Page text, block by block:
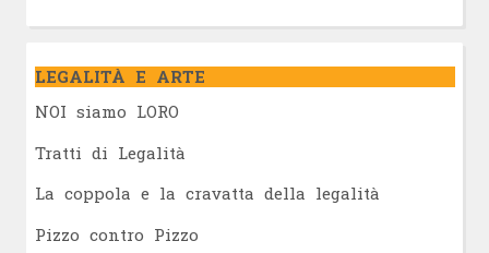
LEGALITÀ E ARTE
NOI siamo LORO
Tratti di Legalità
La coppola e la cravatta della legalità
Pizzo contro Pizzo